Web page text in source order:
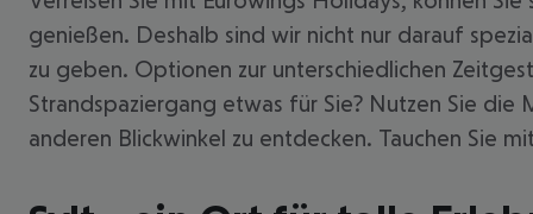
genießen. Deshalb sind wir nicht nur darauf
zu geben. Optionen zur unterschiedlichen
Strandspaziergang etwas für Sie? Nutzen Sie
anderen Blickwinkel zu entdecken. Tauchen Sie